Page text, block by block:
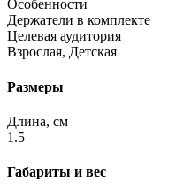
Особенности
Держатели в комплекте
Целевая аудитория
Взрослая, Детская
Размеры
Длина, см
1.5
Габариты и вес